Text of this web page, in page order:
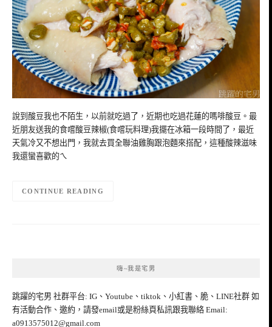
說到酸豆我也不陌生，以前就吃過了，近期也吃過花蓮的嗎啡酸豆。最
近朋友送我的食嚐酸豆辣椒(食嚐玩料理)我擺在冰箱一段時間了，最近
天氣冷又不想出門，我就去買全聯油雞胸跟泡麵來搭配，這種酸辣滋味
我還蠻喜歡的ㄟ
CONTINUE READING
嗨~我是宅男
跳躍的宅男 社群平台: IG、Youtube、tiktok、小紅書、脆、LINE社群 如
有活動合作、邀約，請發email或是粉絲頁私訊跟我聯絡 Email:
a0913575012@gmail.com